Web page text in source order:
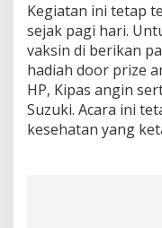
Kegiatan ini tetap
sejak pagi hari.
vaksin di berikan
hadiah door prize
HP, Kipas angin
Suzuki. Acara ini
kesehatan yang